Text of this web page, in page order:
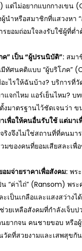
แต่ไม่อยากแบกกางเขน
นำหรือสมาชิกที่แสวงหา
รยอมถ่อมใจลงรับใช้ผู้ที่ต่
ค” เป็น “ผู้ปรนนิบัติ”: สมา
ทัศนคติแบบ “ผู้บริโภค”
ะไรให้ฉันบ้าง? บริการที่วั
แจกไหม แอร์เย็นไหม? บ
งมาตรฐานไว้ชัดเจนว่า
เพื่อให้คนอื่นรับใช้ แต่มา
ริงจึงไม่ใช่สถานที่ที่คนมา
มของคนที่ยอมเสียสละเพื่
มจ่ายราคาเพื่อสังคม: พร
“ค่าไถ่” (Ransom) พร
เป็นเกลือและแสงสว่างไ
วยเหลือสังคมที่กำลังเจ็บป
นยากจน คนชายขอบ หรือ
ดที่สวยงามและเสพสุขกัน